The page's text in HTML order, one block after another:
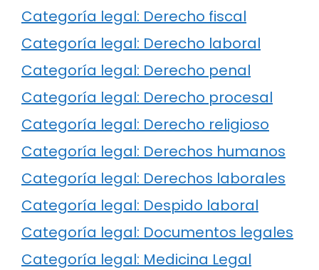
Categoría legal: Derecho fiscal
Categoría legal: Derecho laboral
Categoría legal: Derecho penal
Categoría legal: Derecho procesal
Categoría legal: Derecho religioso
Categoría legal: Derechos humanos
Categoría legal: Derechos laborales
Categoría legal: Despido laboral
Categoría legal: Documentos legales
Categoría legal: Medicina Legal